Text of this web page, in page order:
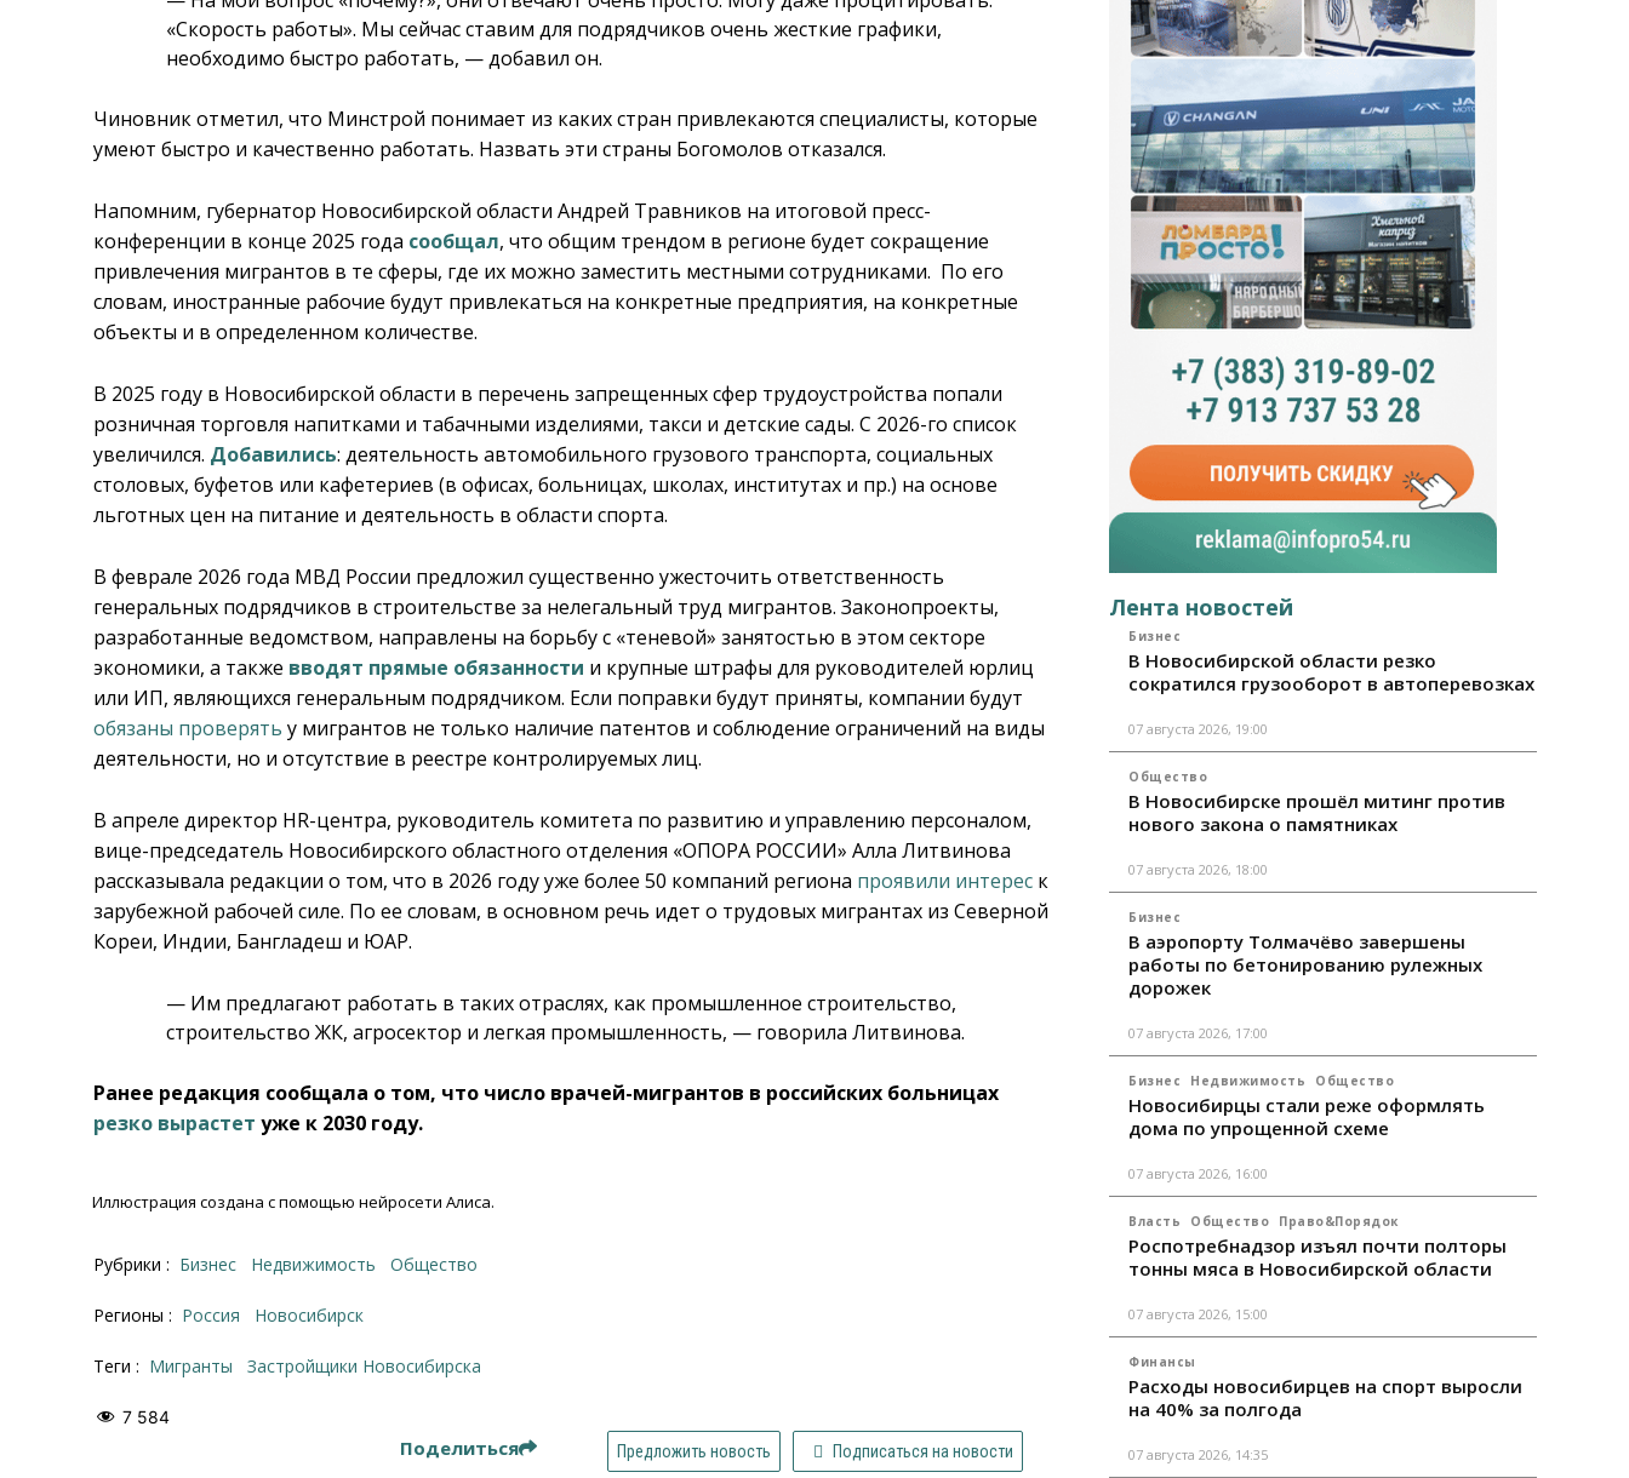
«Скорость работы». Мы сейчас ставим для подрядчиков очень жесткие графики,
необходимо быстро работать, — добавил он.
Чиновник отметил, что Минстрой понимает из каких стран привлекаются специалисты, которые
умеют быстро и качественно работать. Назвать эти страны Богомолов отказался.
Напомним, губернатор Новосибирской области Андрей Травников на итоговой пресс-
конференции в конце 2025 года сообщал, что общим трендом в регионе будет сокращение
привлечения мигрантов в те сферы, где их можно заместить местными сотрудниками. По его
словам, иностранные рабочие будут привлекаться на конкретные предприятия, на конкретные
объекты и в определенном количестве.
В 2025 году в Новосибирской области в перечень запрещенных сфер трудоустройства попали
розничная торговля напитками и табачными изделиями, такси и детские сады. С 2026-го список
увеличился. Добавились: деятельность автомобильного грузового транспорта, социальных
столовых, буфетов или кафетериев (в офисах, больницах, школах, институтах и пр.) на основе
льготных цен на питание и деятельность в области спорта.
В феврале 2026 года МВД России предложил существенно ужесточить ответственность
генеральных подрядчиков в строительстве за нелегальный труд мигрантов. Законопроекты,
разработанные ведомством, направлены на борьбу с «теневой» занятостью в этом секторе
экономики, а также вводят прямые обязанности и крупные штрафы для руководителей юрлиц
или ИП, являющихся генеральным подрядчиком. Если поправки будут приняты, компании будут
обязаны проверять у мигрантов не только наличие патентов и соблюдение ограничений на виды
деятельности, но и отсутствие в реестре контролируемых лиц.
В апреле директор HR-центра, руководитель комитета по развитию и управлению персоналом,
вице-председатель Новосибирского областного отделения «ОПОРА РОССИИ» Алла Литвинова
рассказывала редакции о том, что в 2026 году уже более 50 компаний региона проявили интерес к
зарубежной рабочей силе. По ее словам, в основном речь идет о трудовых мигрантах из Северной
Кореи, Индии, Бангладеш и ЮАР.
— Им предлагают работать в таких отраслях, как промышленное строительство,
строительство ЖК, агросектор и легкая промышленность, — говорила Литвинова.
Ранее редакция сообщала о том, что число врачей-мигрантов в российских больницах
резко вырастет уже к 2030 году.
Иллюстрация создана с помощью нейросети Алиса.
Рубрики : Бизнес Недвижимость Общество
Регионы : Россия Новосибирск
Теги : Мигранты застройщики Новосибирска
7 584
Поделиться Предложить новость Подписаться на новости
Лента новостей
Бизнес
В Новосибирской области резко
сократился грузооборот в автоперевозках
07 августа 2026, 19:00
Общество
В Новосибирске прошёл митинг против
нового закона о памятниках
07 августа 2026, 18:00
Бизнес
В аэропорту Толмачёво завершены
работы по бетонированию рулежных
дорожек
07 августа 2026, 17:00
Бизнес Недвижимость Общество
Новосибирцы стали реже оформлять
дома по упрощенной схеме
07 августа 2026, 16:00
Власть Общество Право&Порядок
Роспотребнадзор изъял почти полторы
тонны мяса в Новосибирской области
07 августа 2026, 15:00
Финансы
Расходы новосибирцев на спорт выросли
на 40% за полгода
07 августа 2026, 14:35